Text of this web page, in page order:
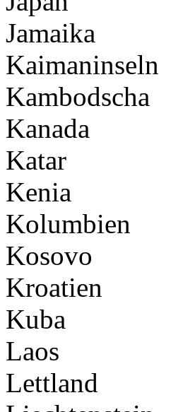
Jamaika
Kaimaninseln
Kambodscha
Kanada
Katar
Kenia
Kolumbien
Kosovo
Kroatien
Kuba
Laos
Lettland